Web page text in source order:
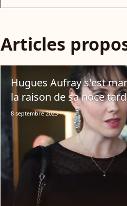
Articles
Hugues Aufray s'est
la raison de sa noce
8 septembre 2023